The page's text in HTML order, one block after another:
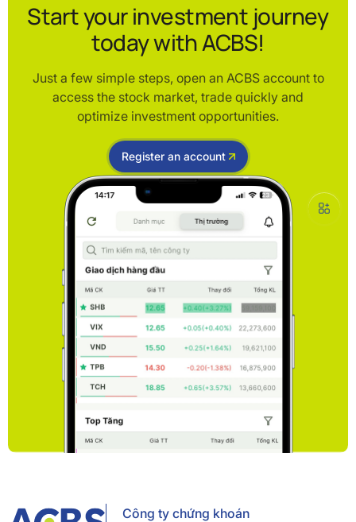
Start your investment journey
today with ACBS!
Just a few simple steps, open an ACBS account to
access the stock market, trade quickly and
optimize investment opportunities.
Register an account
Công ty chứng khoán